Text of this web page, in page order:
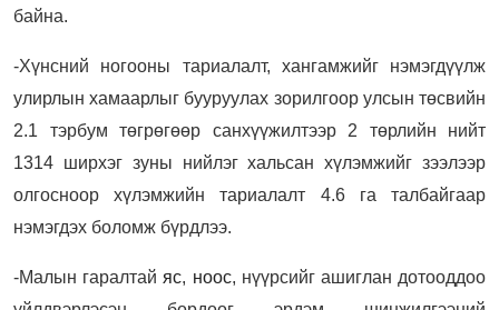
байна.
-Хүнсний ногооны тариалалт, хангамжийг нэмэгдүүлж
улирлын хамаарлыг бууруулах зорилгоор улсын төсвийн
2.1 тэрбум төгрөгөөр санхүүжилтээр 2 төрлийн нийт
1314 ширхэг зуны нийлэг хальсан хүлэмжийг зээлээр
олгосноор хүлэмжийн тариалалт 4.6 га талбайгаар
нэмэгдэх боломж бүрдлээ.
-Малын гаралтай яс, ноос, нүүрсийг ашиглан дотооддоо